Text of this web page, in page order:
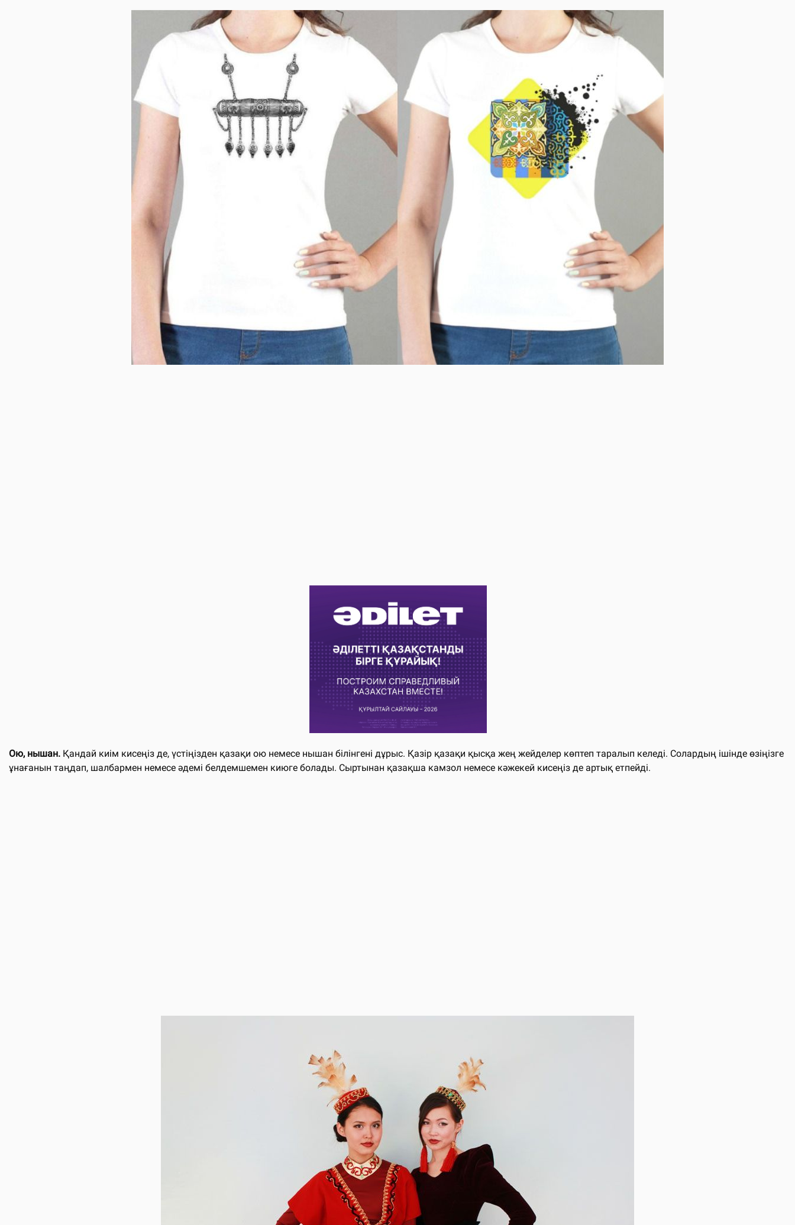
Ою, нышан. Қандай киім кисеңіз де, үстіңізден қазақи ою немесе нышан білінгені дұрыс. Қазір қазақи қысқа жең жейделер көптеп таралып келеді. Солардың ішінде өзіңізге
ұнағанын таңдап, шалбармен немесе әдемі белдемшемен киюге болады. Сыртынан қазақша камзол немесе кәжекей кисеңіз де артық етпейді.